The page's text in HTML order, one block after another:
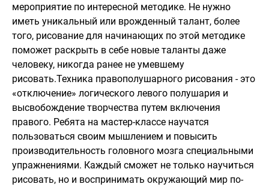
мероприятие по интересной методике. Не нужно
иметь уникальный или врожденный талант, более
того, рисование для начинающих по этой методике
поможет раскрыть в себе новые таланты даже
человеку, никогда ранее не умевшему
рисовать.Техника правополушарного рисования - это
«отключение» логического левого полушария и
высвобождение творчества путем включения
правого. Ребята на мастер-классе научатся
пользоваться своим мышлением и повысить
производительность головного мозга специальными
упражнениями. Каждый сможет не только научиться
рисовать, но и воспринимать окружающий мир по-